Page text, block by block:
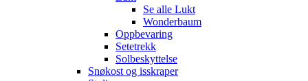
Se alle Lukt
Wonderbaum
Oppbevaring
Setetrekk
Solbeskyttelse
Snøkost og isskraper